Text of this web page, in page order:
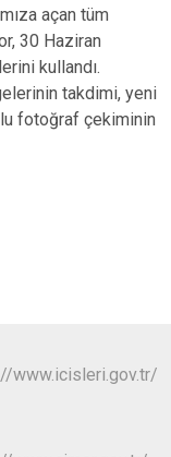
açan tüm
30 Haziran
kullandı.
takdimi, yeni
fotoğraf çekiminin